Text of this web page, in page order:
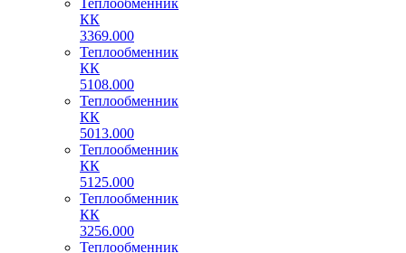
Теплообменник
КК
3369.000
Теплообменник
КК
5108.000
Теплообменник
КК
5013.000
Теплообменник
КК
5125.000
Теплообменник
КК
3256.000
Теплообменник